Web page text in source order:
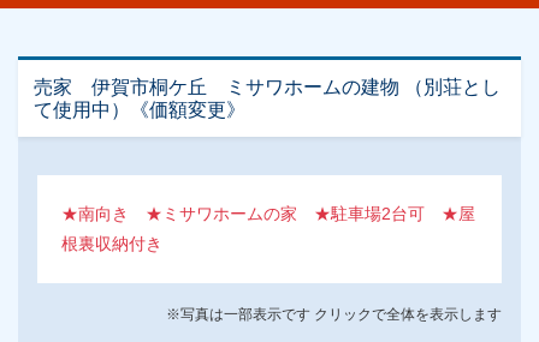
売家 伊賀市桐ケ丘 ミサワホームの建物 （別荘とし
て使用中）《価額変更》
★南向き ★ミサワホームの家 ★駐車場2台可 ★屋
根裏収納付き
※写真は一部表示です クリックで全体を表示します